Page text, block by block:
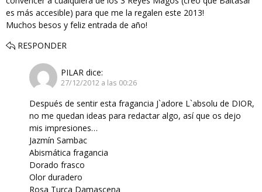
es más accesible) para que me la regalen este 2013!
Muchos besos y feliz entrada de año!
RESPONDER
PILAR dice:
27/12/2012 a las 00:26
Después de sentir esta fragancia J`adore L`absolu de DIOR,
no me quedan ideas para redactar algo, así que os dejo
mis impresiones…
Jazmín Sambac
Abismática fragancia
Dorado frasco
Olor duradero
Rosa Turca Damascena